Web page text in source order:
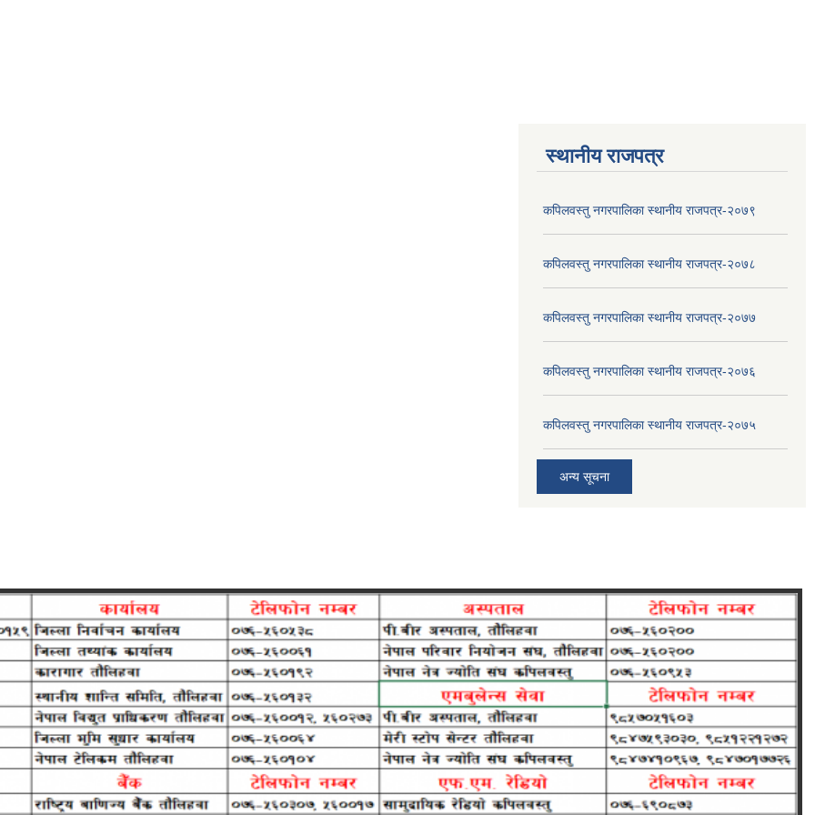
स्थानीय राजपत्र
कपिलवस्तु नगरपालिका स्थानीय राजपत्र-२०७९
कपिलवस्तु नगरपालिका स्थानीय राजपत्र-२०७८
कपिलवस्तु नगरपालिका स्थानीय राजपत्र-२०७७
कपिलवस्तु नगरपालिका स्थानीय राजपत्र-२०७६
कपिलवस्तु नगरपालिका स्थानीय राजपत्र-२०७५
अन्य सूचना